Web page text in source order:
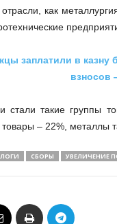
как
заплатили в казну
такие группы
товары – 22%, металлы
СБОРЫ УВЕЛИЧЕНИЕ